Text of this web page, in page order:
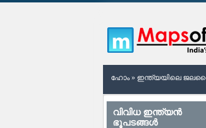
ഹോം » ഇന്ത്യയിലെ
വിവിധ ഇന്ത്യൻ
ഭൂപടങ്ങൾ